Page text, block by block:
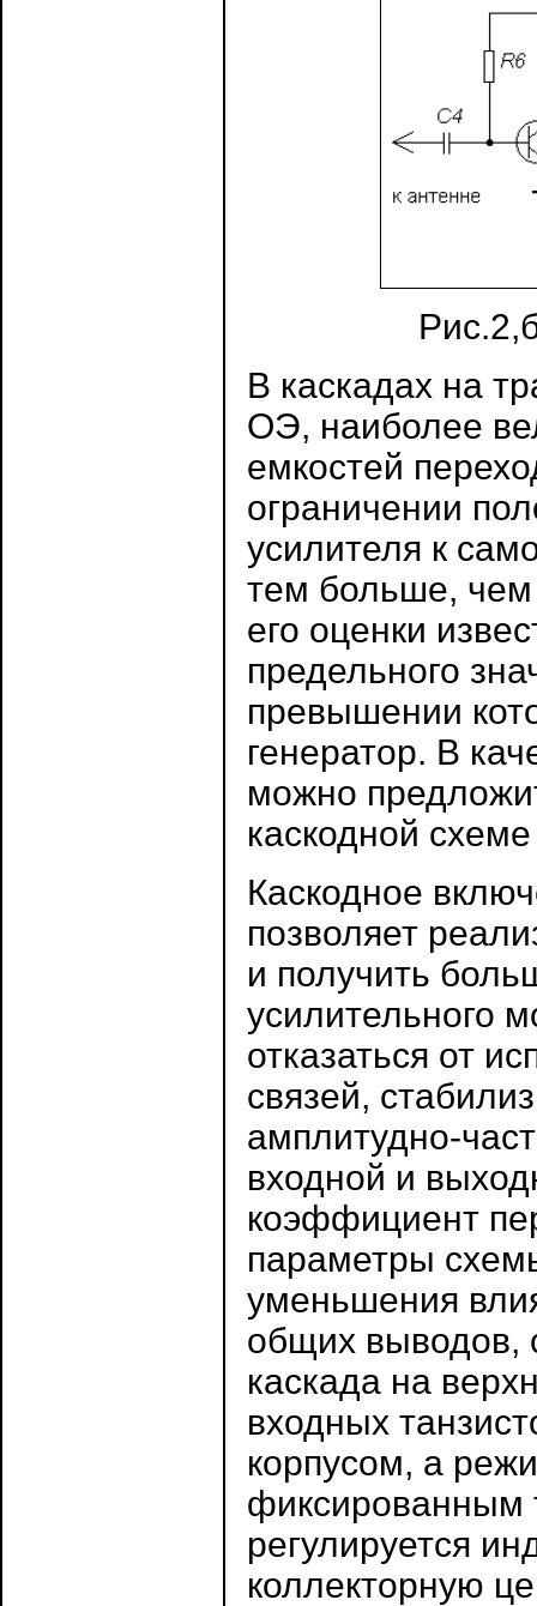
В каскадах на
ОЭ, наиболее
емкостей
ограничении
усилителя к
тем больше,
его оценки
предельного
превышении
генератор. В
можно
каскодной
Каскодное
позволяет
и получить
усилительного
отказаться от
связей,
амплитудно-
входной и
коэффициент
параметры
уменьшения
общих выводов,
каскада на
входных
корпусом, а
фиксированным
регулируется
коллекторную